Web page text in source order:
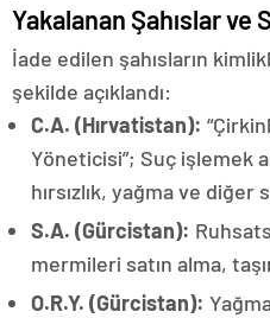
Yakalanan Şahıslar ve
İade edilen şahısların
şekilde açıklandı:
C.A. (Hırvatistan):
Yöneticisi”; Suç işlemek
hırsızlık, yağma ve diğer
S.A. (Gürcistan):
mermileri satın alma,
O.R.Y. (Gürcistan):